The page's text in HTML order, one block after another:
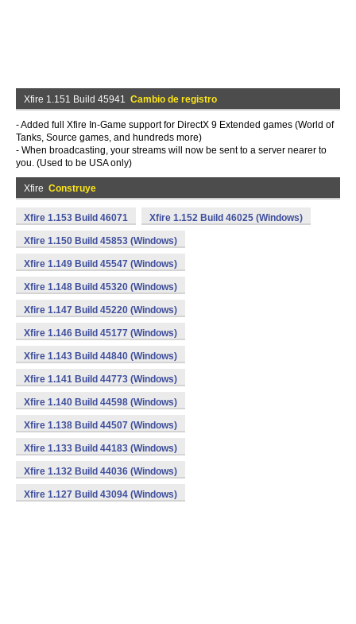
Xfire 1.151 Build 45941 Cambio de registro
- Added full Xfire In-Game support for DirectX 9 Extended games (World of
Tanks, Source games, and hundreds more)
- When broadcasting, your streams will now be sent to a server nearer to
you. (Used to be USA only)
Xfire Construye
Xfire 1.153 Build 46071 Xfire 1.152 Build 46025 (Windows)
Xfire 1.150 Build 45853 (Windows)
Xfire 1.149 Build 45547 (Windows)
Xfire 1.148 Build 45320 (Windows)
Xfire 1.147 Build 45220 (Windows)
Xfire 1.146 Build 45177 (Windows)
Xfire 1.143 Build 44840 (Windows)
Xfire 1.141 Build 44773 (Windows)
Xfire 1.140 Build 44598 (Windows)
Xfire 1.138 Build 44507 (Windows)
Xfire 1.133 Build 44183 (Windows)
Xfire 1.132 Build 44036 (Windows)
Xfire 1.127 Build 43094 (Windows)